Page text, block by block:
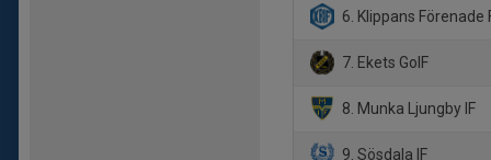
6. Klippans Förenade
7. Ekets GoIF
8. Munka Ljungby IF
9. Sösdala IF